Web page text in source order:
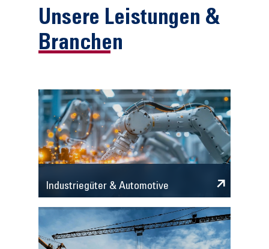
Unsere Leistungen &
Branchen
Industriegüter & Automotive